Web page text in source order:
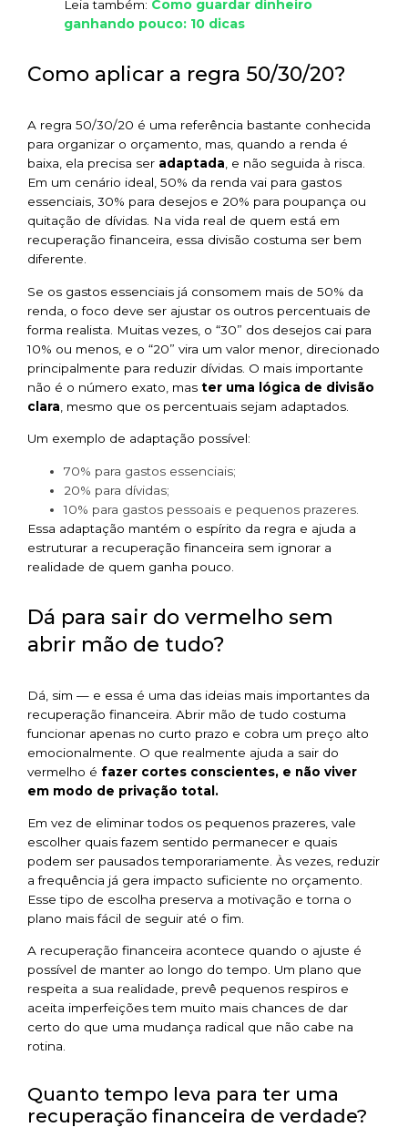
Leia também: Como guardar dinheiro
ganhando pouco: 10 dicas
Como aplicar a regra 50/30/20?
A regra 50/30/20 é uma referência bastante conhecida
para organizar o orçamento, mas, quando a renda é
baixa, ela precisa ser adaptada, e não seguida à risca.
Em um cenário ideal, 50% da renda vai para gastos
essenciais, 30% para desejos e 20% para poupança ou
quitação de dívidas. Na vida real de quem está em
recuperação financeira, essa divisão costuma ser bem
diferente.
Se os gastos essenciais já consomem mais de 50% da
renda, o foco deve ser ajustar os outros percentuais de
forma realista. Muitas vezes, o “30” dos desejos cai para
10% ou menos, e o “20” vira um valor menor, direcionado
principalmente para reduzir dívidas. O mais importante
não é o número exato, mas ter uma lógica de divisão
clara , mesmo que os percentuais sejam adaptados.
Um exemplo de adaptação possível:
70% para gastos essenciais;
20% para dívidas;
10% para gastos pessoais e pequenos prazeres.
Essa adaptação mantém o espírito da regra e ajuda a
estruturar a recuperação financeira sem ignorar a
realidade de quem ganha pouco.
Dá para sair do vermelho sem
abrir mão de tudo?
Dá, sim — e essa é uma das ideias mais importantes da
recuperação financeira. Abrir mão de tudo costuma
funcionar apenas no curto prazo e cobra um preço alto
emocionalmente. O que realmente ajuda a sair do
vermelho é fazer cortes conscientes, e não viver
em modo de privação total.
Em vez de eliminar todos os pequenos prazeres, vale
escolher quais fazem sentido permanecer e quais
podem ser pausados temporariamente. Às vezes, reduzir
a frequência já gera impacto suficiente no orçamento.
Esse tipo de escolha preserva a motivação e torna o
plano mais fácil de seguir até o fim.
A recuperação financeira acontece quando o ajuste é
possível de manter ao longo do tempo. Um plano que
respeita a sua realidade, prevê pequenos respiros e
aceita imperfeições tem muito mais chances de dar
certo do que uma mudança radical que não cabe na
rotina.
Quanto tempo leva para ter uma
recuperação financeira de verdade?